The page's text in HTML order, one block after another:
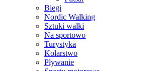
Biegi
Nordic Walking
Sztuki walki
Na sportowo
Turystyka
Kolarstwo
Pływanie